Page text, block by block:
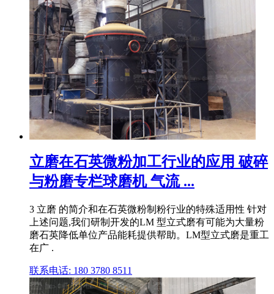
立磨在石英微粉加工行业的应用 破碎
与粉磨专栏球磨机 气流 ...
3 立磨 的简介和在石英微粉制粉行业的特殊适用性 针对
上述问题,我们研制开发的LM 型立式磨有可能为大量粉
磨石英降低单位产品能耗提供帮助。LM型立式磨是重工
在广 .
联系电话: 180 3780 8511